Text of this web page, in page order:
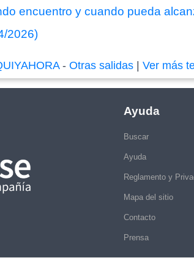
encuentro y cuando pueda
2026)
-Otras salidas |Ver más
Ayuda
Buscar
Ayuda
Reglamento y
Mapa del sitio
Contacto
Prensa